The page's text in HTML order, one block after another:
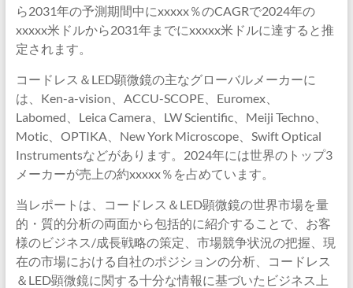
ら2031年の予測期間中にxxxxx％のCAGRで2024年の
xxxxx米ドルから2031年までにxxxxx米ドルに達すると推
定されます。
コードレス＆LED顕微鏡の主なグローバルメーカーに
は、Ken-a-vision、ACCU-SCOPE、Euromex、
Labomed、Leica Camera、LW Scientific、Meiji Techno、
Motic、OPTIKA、New York Microscope、Swift Optical
Instrumentsなどがあります。2024年には世界のトップ3
メーカーが売上の約xxxxx％を占めています。
当レポートは、コードレス＆LED顕微鏡の世界市場を量
的・質的分析の両面から包括的に紹介することで、お客
様のビジネス/成長戦略の策定、市場競争状況の把握、現
在の市場における自社のポジションの分析、コードレス
＆LED顕微鏡に関する十分な情報に基づいたビジネス上